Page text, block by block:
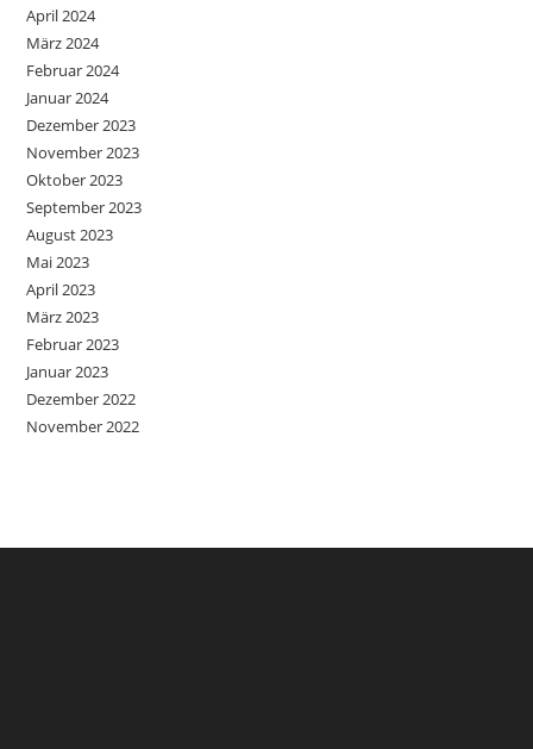
April 2024
März 2024
Februar 2024
Januar 2024
Dezember 2023
November 2023
Oktober 2023
September 2023
August 2023
Mai 2023
April 2023
März 2023
Februar 2023
Januar 2023
Dezember 2022
November 2022